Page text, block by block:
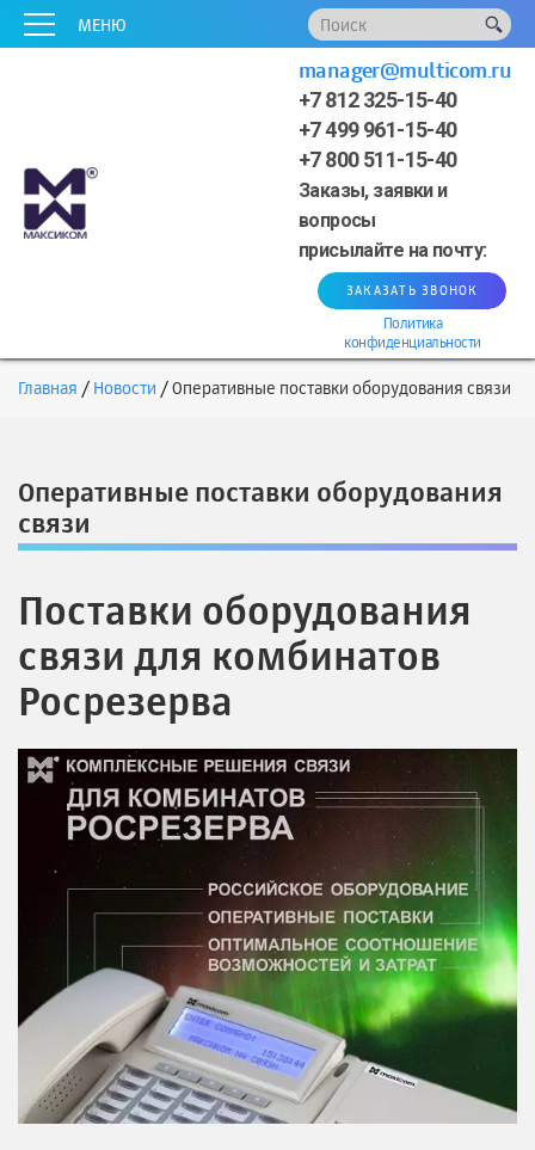
МЕНЮ
+7 812 325-15-40
+7 499 961-15-40
+7 800 511-15-40
Заказы, заявки и
вопросы
присылайте на почту:
manager@multicom.ru
ЗАКАЗАТЬ ЗВОНОК
Политика
конфиденциальности
Главная Новости Оперативные поставки оборудования связи
Оперативные поставки оборудования
связи
Поставки оборудования
связи для комбинатов
Росрезерва
xxxxx